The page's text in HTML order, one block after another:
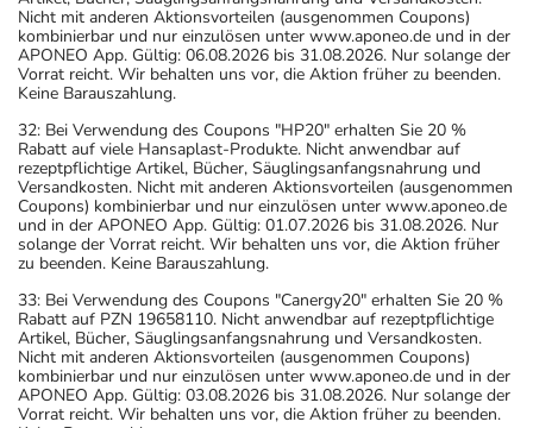
Nicht mit anderen Aktionsvorteilen (ausgenommen Coupons)
kombinierbar und nur einzulösen unter www.aponeo.de und in der
APONEO App. Gültig: 06.08.2026 bis 31.08.2026. Nur solange der
Vorrat reicht. Wir behalten uns vor, die Aktion früher zu beenden.
Keine Barauszahlung.
32: Bei Verwendung des Coupons "HP20" erhalten Sie 20 %
Rabatt auf viele Hansaplast-Produkte. Nicht anwendbar auf
rezeptpflichtige Artikel, Bücher, Säuglingsanfangsnahrung und
Versandkosten. Nicht mit anderen Aktionsvorteilen (ausgenommen
Coupons) kombinierbar und nur einzulösen unter www.aponeo.de
und in der APONEO App. Gültig: 01.07.2026 bis 31.08.2026. Nur
solange der Vorrat reicht. Wir behalten uns vor, die Aktion früher
zu beenden. Keine Barauszahlung.
33: Bei Verwendung des Coupons "Canergy20" erhalten Sie 20 %
Rabatt auf PZN 19658110. Nicht anwendbar auf rezeptpflichtige
Artikel, Bücher, Säuglingsanfangsnahrung und Versandkosten.
Nicht mit anderen Aktionsvorteilen (ausgenommen Coupons)
kombinierbar und nur einzulösen unter www.aponeo.de und in der
APONEO App. Gültig: 03.08.2026 bis 31.08.2026. Nur solange der
Vorrat reicht. Wir behalten uns vor, die Aktion früher zu beenden.